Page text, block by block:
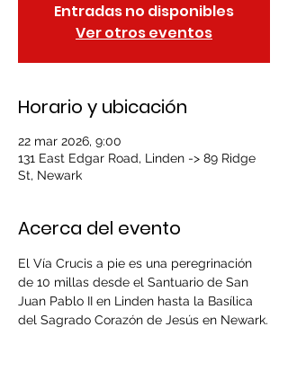
Entradas no disponibles
Ver otros eventos
Horario y ubicación
22 mar 2026, 9:00
131 East Edgar Road, Linden -> 89 Ridge
St, Newark
Acerca del evento
El Vía Crucis a pie es una peregrinación
de 10 millas desde el Santuario de San
Juan Pablo II en Linden hasta la Basílica
del Sagrado Corazón de Jesús en Newark.